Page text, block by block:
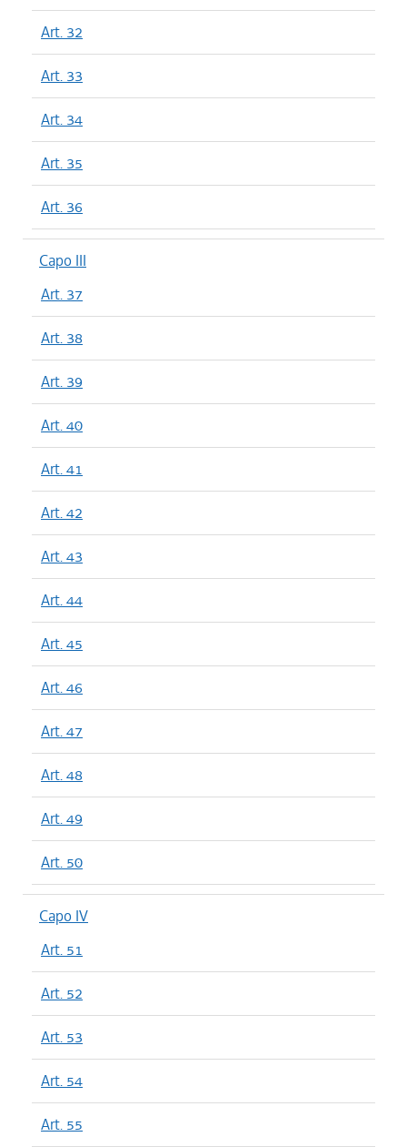
Art. 32
Art. 33
Art. 34
Art. 35
Art. 36
Capo III
Art. 37
Art. 38
Art. 39
Art. 40
Art. 41
Art. 42
Art. 43
Art. 44
Art. 45
Art. 46
Art. 47
Art. 48
Art. 49
Art. 50
Capo IV
Art. 51
Art. 52
Art. 53
Art. 54
Art. 55